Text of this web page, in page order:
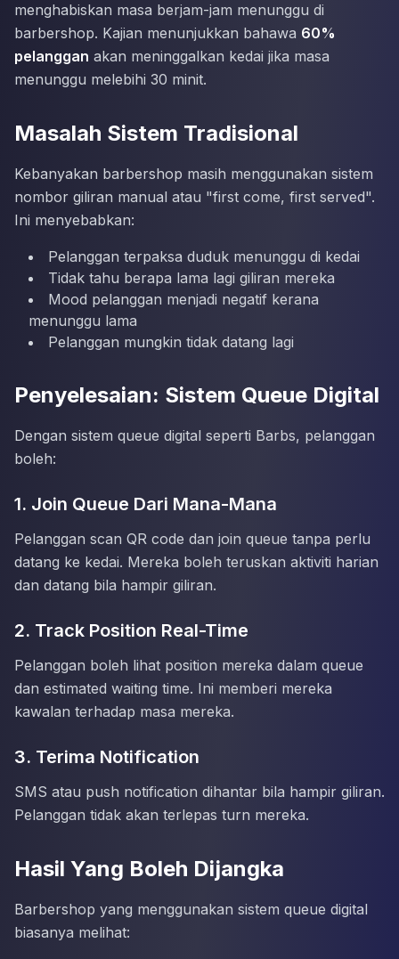
menghabiskan masa berjam-jam menunggu di
barbershop. Kajian menunjukkan bahawa 60%
pelanggan akan meninggalkan kedai jika masa
menunggu melebihi 30 minit.
Masalah Sistem Tradisional
Kebanyakan barbershop masih menggunakan sistem
nombor giliran manual atau "first come, first served".
Ini menyebabkan:
Pelanggan terpaksa duduk menunggu di kedai
Tidak tahu berapa lama lagi giliran mereka
Mood pelanggan menjadi negatif kerana
menunggu lama
Pelanggan mungkin tidak datang lagi
Penyelesaian: Sistem Queue Digital
Dengan sistem queue digital seperti Barbs, pelanggan
boleh:
1. Join Queue Dari Mana-Mana
Pelanggan scan QR code dan join queue tanpa perlu
datang ke kedai. Mereka boleh teruskan aktiviti harian
dan datang bila hampir giliran.
2. Track Position Real-Time
Pelanggan boleh lihat position mereka dalam queue
dan estimated waiting time. Ini memberi mereka
kawalan terhadap masa mereka.
3. Terima Notification
SMS atau push notification dihantar bila hampir giliran.
Pelanggan tidak akan terlepas turn mereka.
Hasil Yang Boleh Dijangka
Barbershop yang menggunakan sistem queue digital
biasanya melihat: